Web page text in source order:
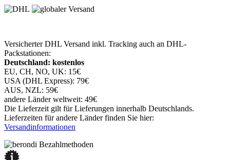
Versicherter DHL Versand inkl. Tracking auch an DHL-
Packstationen:
Deutschland: kostenlos
EU, CH, NO, UK: 15€
USA (DHL Express): 79€
AUS, NZL: 59€
andere Länder weltweit: 49€
Die Lieferzeit gilt für Lieferungen innerhalb Deutschlands.
Lieferzeiten für andere Länder finden Sie hier:
Versandinformationen